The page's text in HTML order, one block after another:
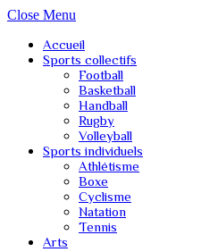
Close Menu
Accueil
Sports collectifs
Football
Basketball
Handball
Rugby
Volleyball
Sports individuels
Athlétisme
Boxe
Cyclisme
Natation
Tennis
Arts